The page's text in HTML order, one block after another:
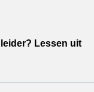
Lessen uit